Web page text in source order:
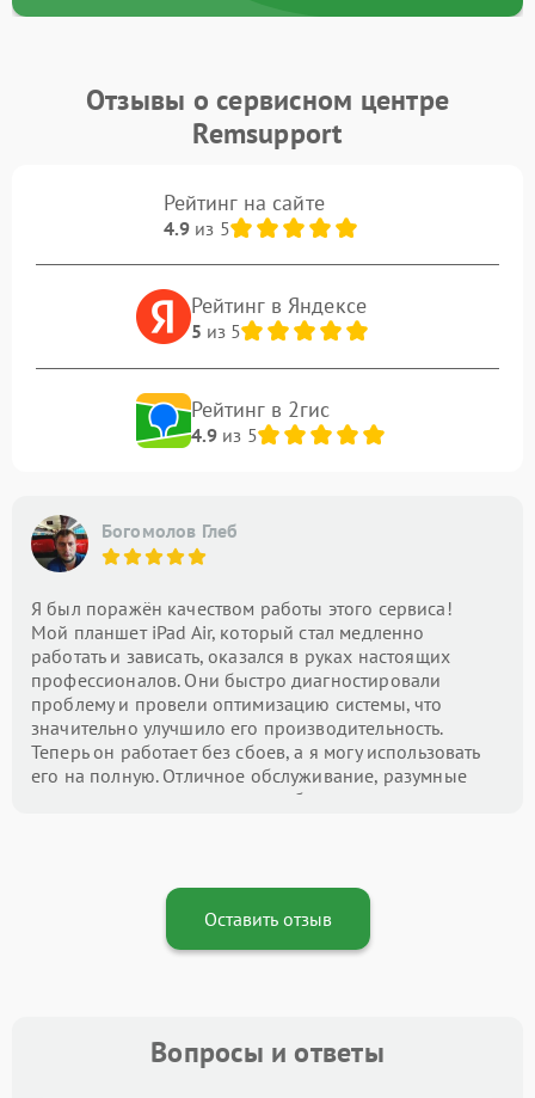
Отзывы о сервисном центре
Remsupport
Рейтинг на сайте
4.9из 5
Рейтинг в Яндексе
5 из 5
Рейтинг в 2гис
4.9из 5
Богомолов Глеб
Я был поражён качеством работы этого сервиса!
Мой планшет iPad Air, который стал медленно
работать и зависать, оказался в руках настоящих
профессионалов. Они быстро диагностировали
проблему и провели оптимизацию системы, что
значительно улучшило его производительность.
Теперь он работает без сбоев, а я могу использовать
его на полную. Отличное обслуживание, разумные
цены и внимание к деталям — буду рекомендовать
Оставить отзыв
Вопросы и ответы